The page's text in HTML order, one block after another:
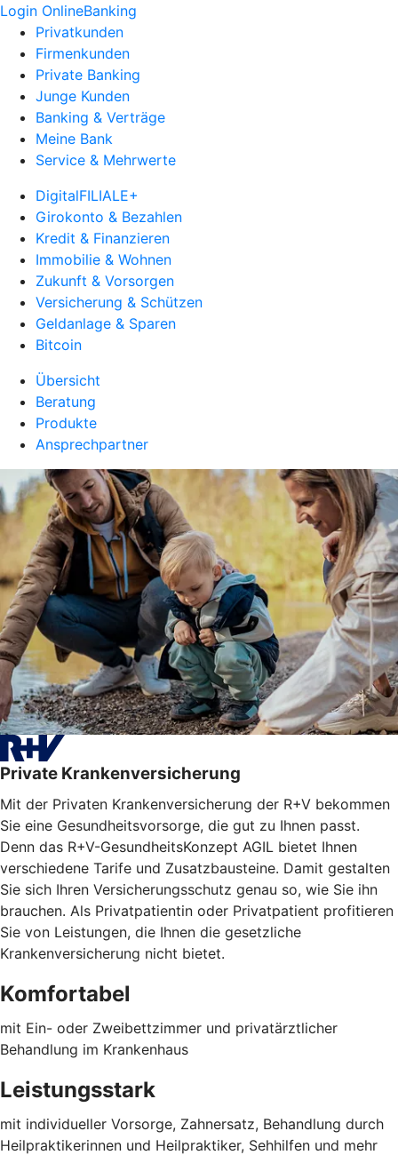
Login OnlineBanking
Privatkunden
Firmenkunden
Private Banking
Junge Kunden
Banking & Verträge
Meine Bank
Service & Mehrwerte
DigitalFILIALE+
Girokonto & Bezahlen
Kredit & Finanzieren
Immobilie & Wohnen
Zukunft & Vorsorgen
Versicherung & Schützen
Geldanlage & Sparen
Bitcoin
Übersicht
Beratung
Produkte
Ansprechpartner
Private Krankenversicherung
Mit der Privaten Krankenversicherung der R+V bekommen
Sie eine Gesundheitsvorsorge, die gut zu Ihnen passt.
Denn das R+V-GesundheitsKonzept AGIL bietet Ihnen
verschiedene Tarife und Zusatzbausteine. Damit gestalten
Sie sich Ihren Versicherungsschutz genau so, wie Sie ihn
brauchen. Als Privatpatientin oder Privatpatient profitieren
Sie von Leistungen, die Ihnen die gesetzliche
Krankenversicherung nicht bietet.
Komfortabel
mit Ein- oder Zweibettzimmer und privatärztlicher
Behandlung im Krankenhaus
Leistungsstark
mit individueller Vorsorge, Zahnersatz, Behandlung durch
Heilpraktikerinnen und Heilpraktiker, Sehhilfen und mehr